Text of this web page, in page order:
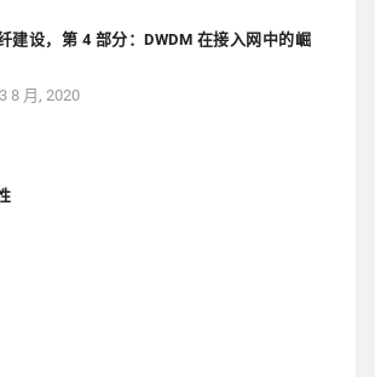
建设，第 4 部分：DWDM 在接入网中的崛
3 8 月, 2020